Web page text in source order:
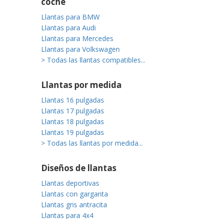
Llantas para BMW
Llantas para Audi
Llantas para Mercedes
Llantas para Volkswagen
> Todas las llantas compatibles...
Llantas por medida
Llantas 16 pulgadas
Llantas 17 pulgadas
Llantas 18 pulgadas
Llantas 19 pulgadas
> Todas las llantas por medida...
Diseños de llantas
Llantas deportivas
Llantas con garganta
Llantas gris antracita
Llantas para 4x4